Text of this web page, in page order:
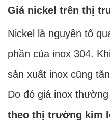
Giá nickel trên thị
Nickel là nguyên tố
phần của inox 304.
sản xuất inox cũng
Do đó giá inox
theo thị trường kim